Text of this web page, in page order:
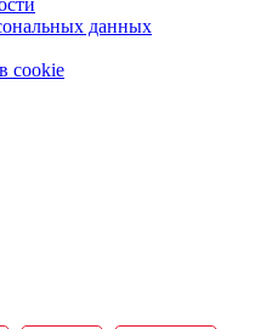
данных
cookie